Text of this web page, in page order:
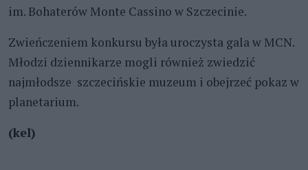
im. Bohaterów Monte Cassino w Szczecinie.
Zwieńczeniem konkursu była uroczysta gala w MCN.
Młodzi dziennikarze mogli również zwiedzić
najmłodsze szczecińskie muzeum i obejrzeć pokaz w
planetarium.
(kel)